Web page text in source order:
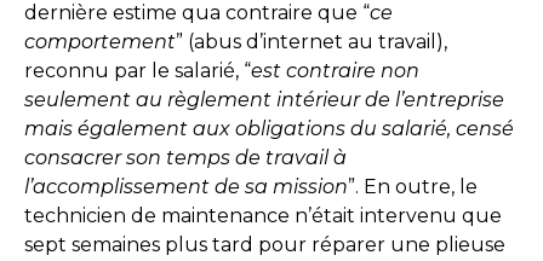
dernière estime qua contraire que “ce
comportement” (abus d’internet au travail),
reconnu par le salarié, “est contraire non
seulement au règlement intérieur de l’entreprise
mais également aux obligations du salarié, censé
consacrer son temps de travail à
l’accomplissement de sa mission”. En outre, le
technicien de maintenance n’était intervenu que
sept semaines plus tard pour réparer une plieuse